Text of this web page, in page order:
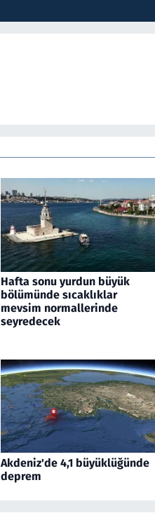
Hafta sonu yurdun büyük
bölümünde sıcaklıklar
mevsim normallerinde
seyredecek
Akdeniz'de 4,1 büyüklüğünde
deprem